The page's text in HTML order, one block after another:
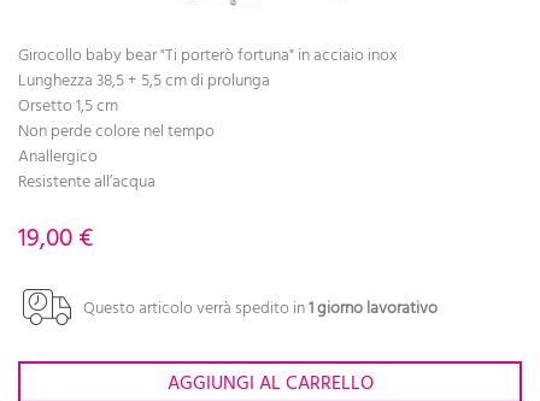
Girocollo baby bear "Ti porterò fortuna" in acciaio inox
Lunghezza 38,5 + 5,5 cm di prolunga
Orsetto 1,5 cm
Non perde colore nel tempo
Anallergico
Resistente all’acqua
19,00 €
Questo articolo verrà spedito in1 giorno lavorativo
AGGIUNGI AL CARRELLO